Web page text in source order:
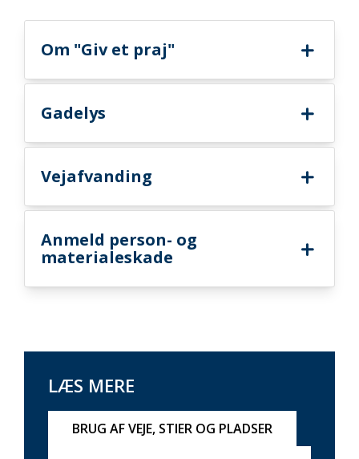
Om "Giv et praj"
Gadelys
Vejafvanding
Anmeld person- og
materialeskade
LÆS MERE
BRUG AF VEJE, STIER OG PLADSER